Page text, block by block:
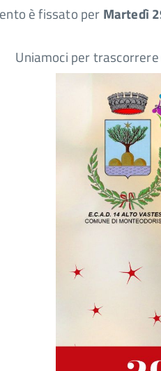
è fissato per Martedì
Uniamoci per